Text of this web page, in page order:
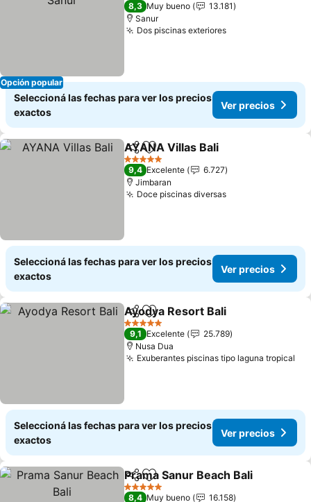
Opción popular
8,3 Muy bueno
13.181
Sanur
Dos piscinas exterioresVer precios
Seleccioná las fechas para ver los precios
exactos
Ver precios
CompartirAñadir a favoritos
AYANA Villas Bali
5 Estrellas
9,4 Excelente
6.727
Jimbaran
Doce piscinas diversasVer precios
Seleccioná las fechas para ver los precios
exactos
Ver precios
CompartirAñadir a favoritos
Ayodya Resort Bali
5 Estrellas
9,1 Excelente
25.789
Nusa Dua
Exuberantes piscinas tipo laguna tropical
Seleccioná las fechas para ver los precios
exactos
Ver precios
CompartirAñadir a favoritos
Prama Sanur Beach Bali
5 Estrellas
8,4 Muy bueno
16.158